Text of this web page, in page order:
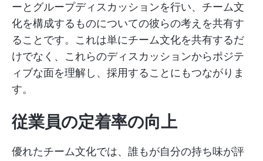
ーとグループディスカッションを行い、チーム文
化を構成するものについての彼らの考えを共有す
ることです。これは単にチーム文化を共有するだ
けでなく、これらのディスカッションからポジテ
ィブな面を理解し、採用することにもつながりま
す。
従業員の定着率の向上
優れたチーム文化では、誰もが自分の持ち味が評